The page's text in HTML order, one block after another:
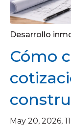
Desarrollo
Cómo
May 20, 2026,